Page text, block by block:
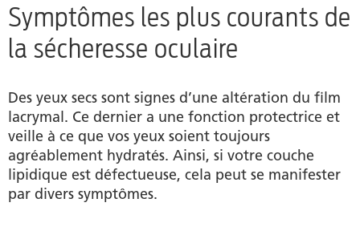
Voici comment soulager les symptômes de la
sécheresse oculaire
Auteur
Symptômes les plus courants de
la sécheresse oculaire
Des yeux secs sont signes d’une altération du film
lacrymal. Ce dernier a une fonction protectrice et
veille à ce que vos yeux soient toujours
agréablement hydratés. Ainsi, si votre couche
lipidique est défectueuse, cela peut se manifester
par divers symptômes.